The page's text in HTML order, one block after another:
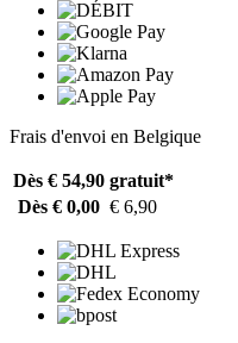
Frais d'envoi en Belgique
Dès € 54,90 gratuit*
Dès € 0,00 € 6,90